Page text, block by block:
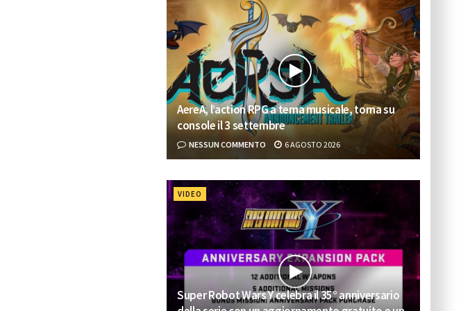
AereA, l’action RPG a tema musicale, torna su
console il 3 settembre
NESSUN COMMENTO 6 AGOSTO 2026
VIDEO
Super Robot Wars Y celebra il 35° anniversario